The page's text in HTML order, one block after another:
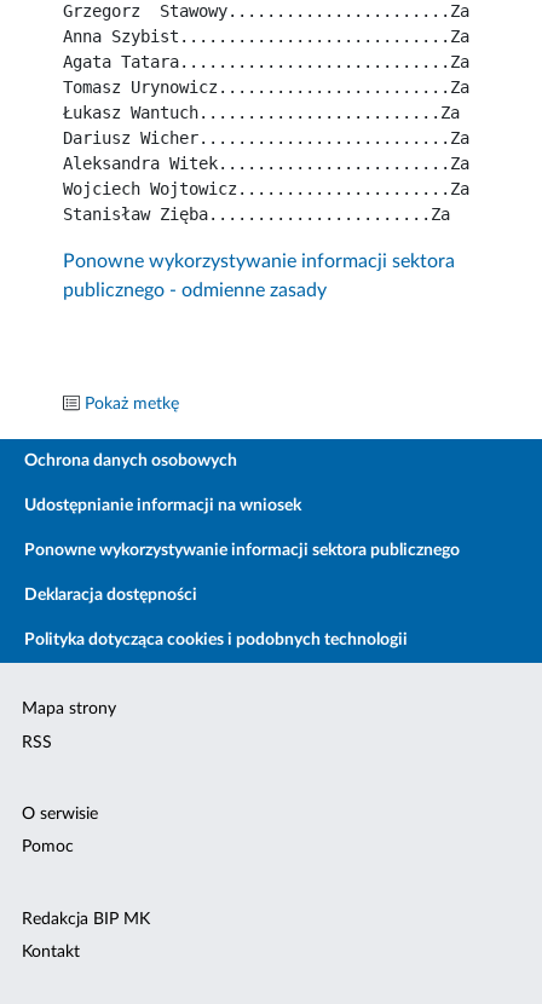
Grzegorz  Stawowy.......................Za
Anna Szybist............................Za
Agata Tatara............................Za
Tomasz Urynowicz........................Za
Łukasz Wantuch.........................Za
Dariusz Wicher..........................Za
Aleksandra Witek........................Za
Wojciech Wojtowicz......................Za
Stanisław Zięba.......................Za
Ponowne wykorzystywanie informacji sektora
publicznego - odmienne zasady
Pokaż metkę
Ochrona danych osobowych
Udostępnianie informacji na wniosek
Ponowne wykorzystywanie informacji sektora publicznego
Deklaracja dostępności
Polityka dotycząca cookies i podobnych technologii
Mapa strony
RSS
O serwisie
Pomoc
Redakcja BIP MK
Kontakt